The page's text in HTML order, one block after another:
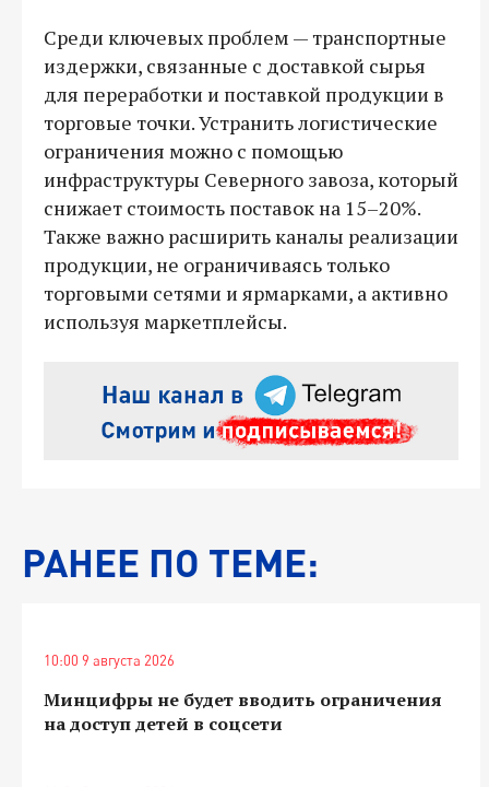
Среди ключевых проблем — транспортные
издержки, связанные с доставкой сырья
для переработки и поставкой продукции в
торговые точки. Устранить логистические
ограничения можно с помощью
инфраструктуры Северного завоза, который
снижает стоимость поставок на 15–20%.
Также важно расширить каналы реализации
продукции, не ограничиваясь только
торговыми сетями и ярмарками, а активно
используя маркетплейсы.
РАНЕЕ ПО ТЕМЕ:
10:00 9 августа 2026
Минцифры не будет вводить ограничения
на доступ детей в соцсети